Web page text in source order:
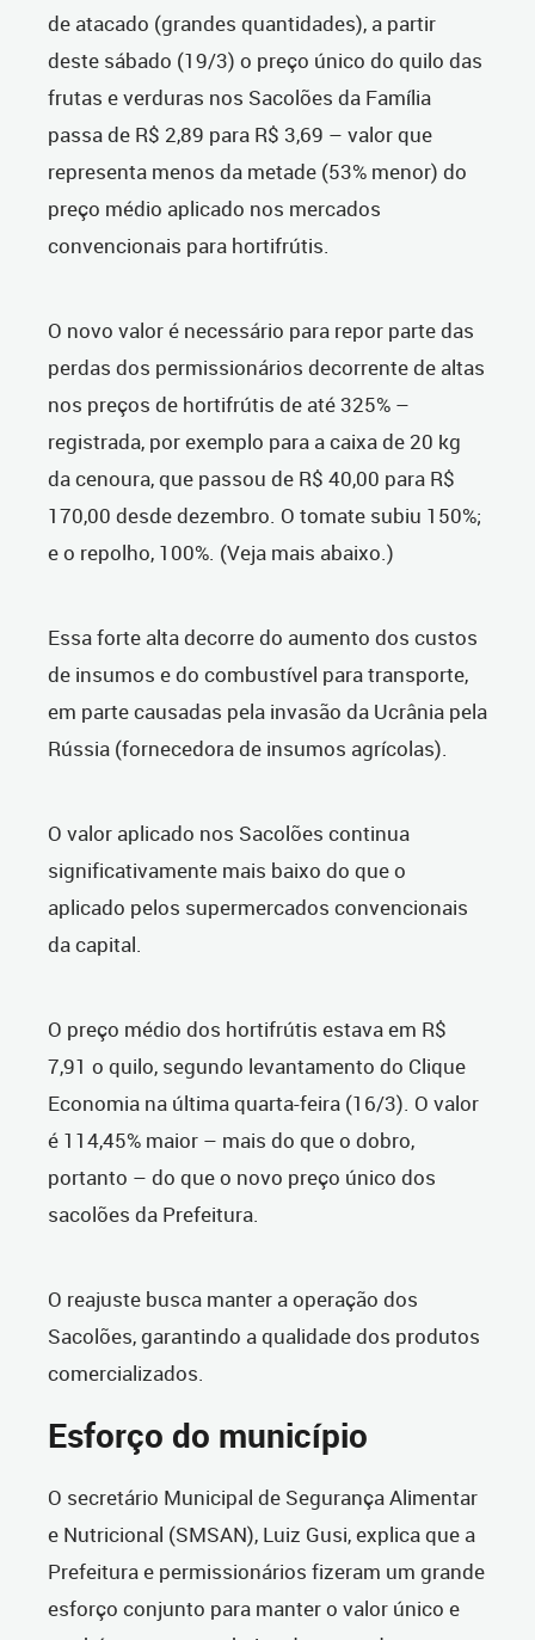
de atacado (grandes quantidades), a partir
deste sábado (19/3) o preço único do quilo das
frutas e verduras nos Sacolões da Família
passa de R$ 2,89 para R$ 3,69 – valor que
representa menos da metade (53% menor) do
preço médio aplicado nos mercados
convencionais para hortifrútis.
O novo valor é necessário para repor parte das
perdas dos permissionários decorrente de altas
nos preços de hortifrútis de até 325% –
registrada, por exemplo para a caixa de 20 kg
da cenoura, que passou de R$ 40,00 para R$
170,00 desde dezembro. O tomate subiu 150%;
e o repolho, 100%. (Veja mais abaixo.)
Essa forte alta decorre do aumento dos custos
de insumos e do combustível para transporte,
em parte causadas pela invasão da Ucrânia pela
Rússia (fornecedora de insumos agrícolas).
O valor aplicado nos Sacolões continua
significativamente mais baixo do que o
aplicado pelos supermercados convencionais
da capital.
O preço médio dos hortifrútis estava em R$
7,91 o quilo, segundo levantamento do Clique
Economia na última quarta-feira (16/3). O valor
é 114,45% maior – mais do que o dobro,
portanto – do que o novo preço único dos
sacolões da Prefeitura.
O reajuste busca manter a operação dos
Sacolões, garantindo a qualidade dos produtos
comercializados.
Esforço do município
O secretário Municipal de Segurança Alimentar
e Nutricional (SMSAN), Luiz Gusi, explica que a
Prefeitura e permissionários fizeram um grande
esforço conjunto para manter o valor único e